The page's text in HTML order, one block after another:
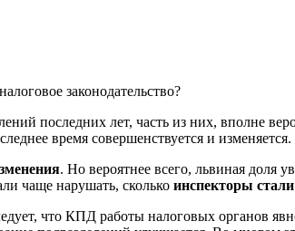
законодательство?
последних лет, часть из них, вполне
время совершенствуется и изменяется.
. Но вероятнее всего, львиная доля
чаще нарушать, сколько инспекторы
что КПД работы налоговых органов